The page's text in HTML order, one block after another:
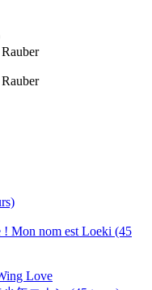
Mon nom est Loeki (45
Love